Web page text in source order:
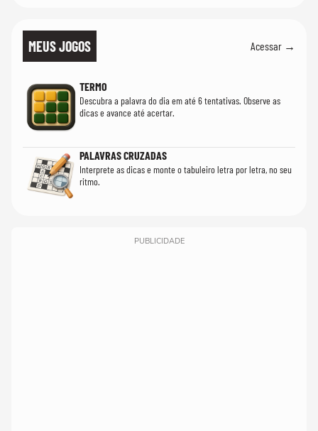
MEUS JOGOS Acessar →
TERMO
Descubra a palavra do dia em até 6 tentativas. Observe as
dicas e avance até acertar.
PALAVRAS CRUZADAS
Interprete as dicas e monte o tabuleiro letra por letra, no seu
ritmo.
PUBLICIDADE